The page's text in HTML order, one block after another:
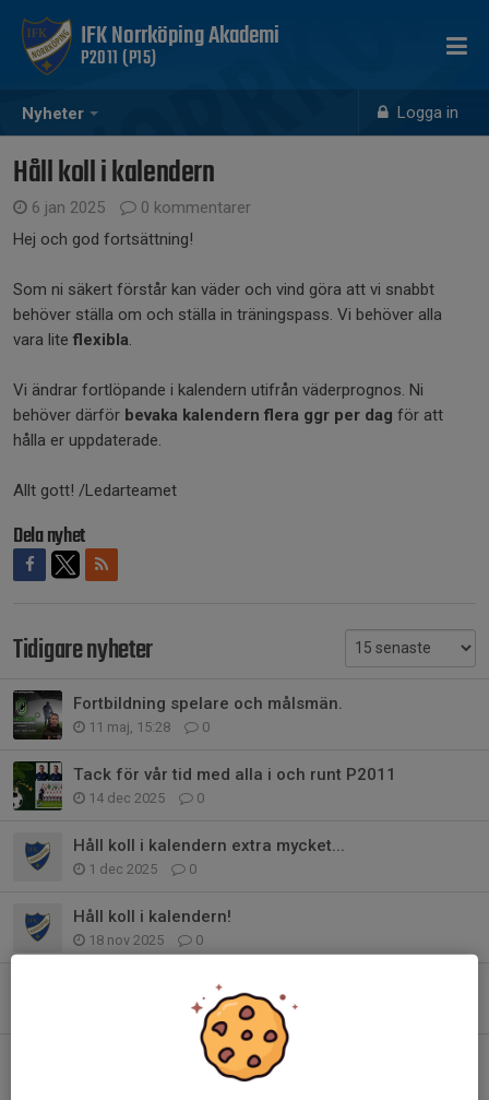
Nyheter Logga in
IFK Norrköping Akademi
P2011 (P15)
Håll koll i kalendern
6 jan 2025
0 kommentarer
Hej och god fortsättning!
Som ni säkert förstår kan väder och vind göra att vi snabbt
behöver ställa om och ställa in träningspass. Vi behöver alla
vara lite flexibla.
Vi ändrar fortlöpande i kalendern utifrån väderprognos. Ni
behöver därför bevaka kalendern flera ggr per dag för att
hålla er uppdaterade.
Allt gott! /Ledarteamet
Dela nyhet
Tidigare nyheter
Fortbildning spelare och målsmän.
11 maj, 15:28 0
Tack för vår tid med alla i och runt P2011
14 dec 2025 0
Håll koll i kalendern extra mycket...
1 dec 2025 0
Håll koll i kalendern!
18 nov 2025 0
Föräldramötet 17/3
0
Spelarutbildning med tillhörande frågeformulär